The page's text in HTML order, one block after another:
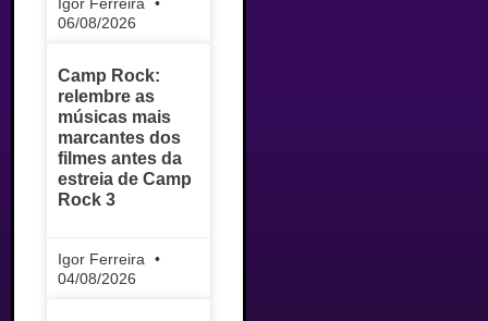
Igor Ferreira
06/08/2026
Camp Rock:
relembre as
músicas mais
marcantes dos
filmes antes da
estreia de Camp
Rock 3
Igor Ferreira
04/08/2026